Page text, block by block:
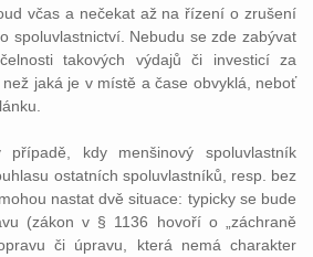
včas a nečekat až na řízení o zrušení
spoluvlastnictví. Nebudu se zde zabývat
takových výdajů či investicí za
jaká je v místě a čase obvyklá, neboť
kdy menšinový spoluvlastník
ostatních spoluvlastníků, resp. bez
nastat dvě situace: typicky se bude
(zákon v § 1136 hovoří o „záchraně
či úpravu, která nemá charakter